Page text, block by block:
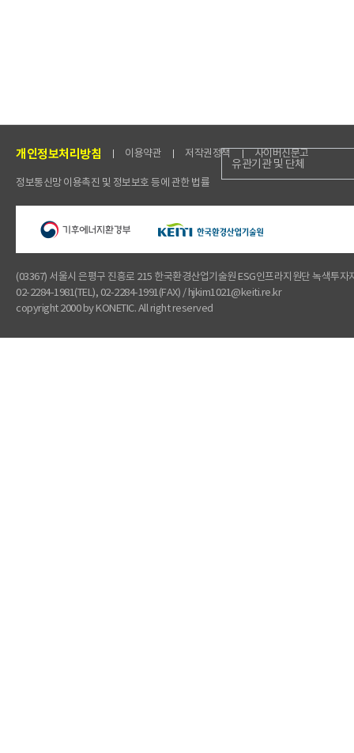
개인정보처리방침 이용약관 저작권정책 사이버신문고
정보통신망 이용촉진 및 정보보호 등에 관한 법률
유관기관 및 단체
(03367) 서울시 은평구 진흥로 215 한국환경산업기술원 ESG인프라지원단 녹색투자
02-2284-1981(TEL), 02-2284-1991(FAX) / hjkim1021@keiti.re.kr
copyright 2000 by KONETIC. All right reserved